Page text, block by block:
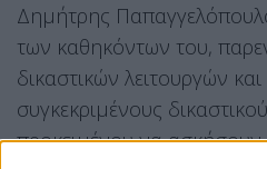
Δημήτρης
των καθηκόντων του,
δικαστικών λειτουργών
συγκεκριμένους
προκειμένου να ασκήσουν